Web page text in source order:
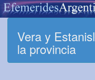
Vera y
la provincia